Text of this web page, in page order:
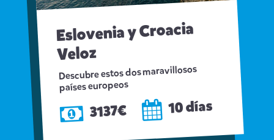
Eslovenia y Croacia
Veloz
Descubre estos dos maravillosos
países europeos
3137€ 10 días